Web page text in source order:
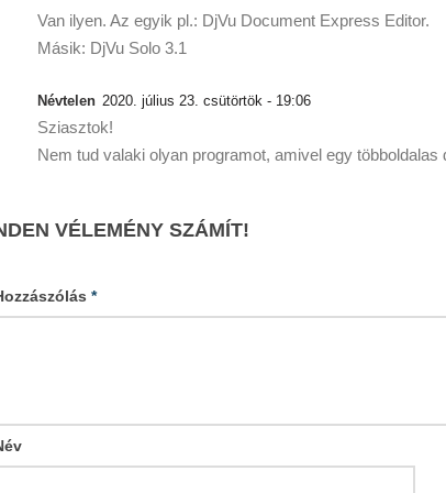
Van ilyen. Az egyik pl.: DjVu Document Express Editor.
Másik: DjVu Solo 3.1
Névtelen 2020. július 23. csütörtök - 19:06
Sziasztok!
Nem tud valaki olyan programot, amivel egy
VÉLEMÉNY SZÁMÍT!
*